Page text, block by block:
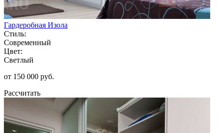
Гардеробная Изола
Стиль:
Современный
Цвет:
Светлый
от 150 000 руб.
Рассчитать